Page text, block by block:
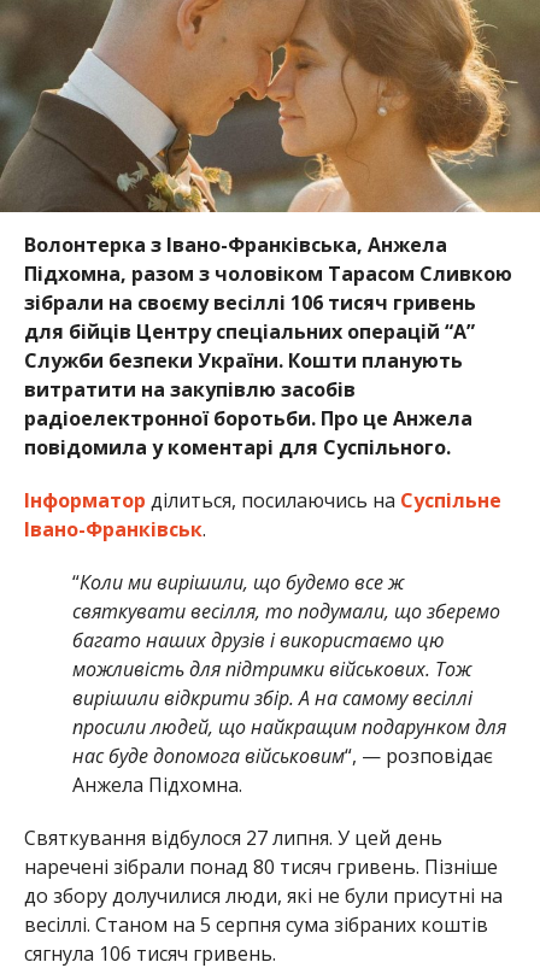
Волонтерка з Івано-Франківська, Анжела
Підхомна, разом з чоловіком Тарасом Сливкою
зібрали на своєму весіллі 106 тисяч гривень
для бійців Центру спеціальних операцій “А”
Служби безпеки України. Кошти планують
витратити на закупівлю засобів
радіоелектронної боротьби. Про це Анжела
повідомила у коментарі для Суспільного.
Інформатор ділиться, посилаючись на Суспільне
Івано-Франківськ.
“Коли ми вирішили, що будемо все ж
святкувати весілля, то подумали, що зберемо
багато наших друзів і використаємо цю
можливість для підтримки військових. Тож
вирішили відкрити збір. А на самому весіллі
просили людей, що найкращим подарунком для
нас буде допомога військовим“, — розповідає
Анжела Підхомна.
Святкування відбулося 27 липня. У цей день
наречені зібрали понад 80 тисяч гривень. Пізніше
до збору долучилися люди, які не були присутні на
весіллі. Станом на 5 серпня сума зібраних коштів
сягнула 106 тисяч гривень.